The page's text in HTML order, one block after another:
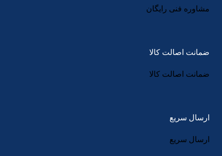
مشاوره فنی رایگان
ضمانت اصالت کالا
ضمانت اصالت کالا
ارسال سریع
ارسال سریع